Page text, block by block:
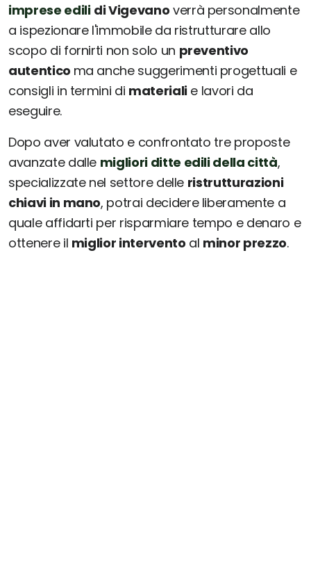
imprese edili di Vigevano verrà personalmente
a ispezionare l'immobile da ristrutturare allo
scopo di fornirti non solo un preventivo
autentico ma anche suggerimenti progettuali e
consigli in termini di materialie lavori da
eseguire.
Dopo aver valutato e confrontato tre proposte
avanzate dalle migliori ditte edili della città,
specializzate nel settore delle ristrutturazioni
chiavi in mano, potrai decidere liberamente a
quale affidarti per risparmiare tempo e denaro e
ottenere il miglior intervento al minor prezzo.